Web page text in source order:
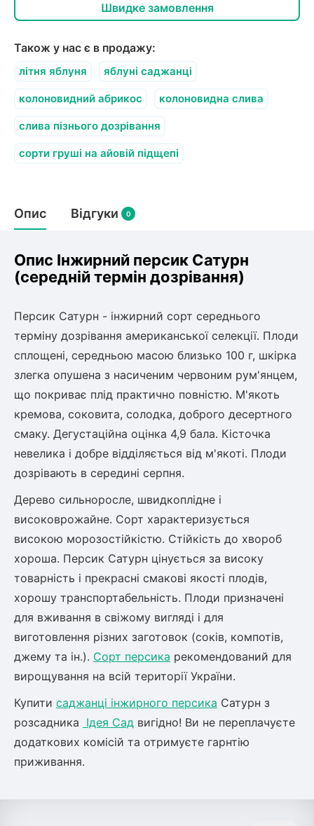
троянди)
(агротканини)Швидке замовлення
Також у нас є в продажу:
літня яблуня яблуні саджанці
колоновидний абрикос колоновидна слива
слива пізнього дозрівання
сорти груші на айовій підщепі
Опис Відгуки 0
Опис Інжирний персик Сатурн
(середній термін дозрівання)
Персик Сатурн - інжирний сорт середнього
терміну дозрівання американської селекції. Плоди
сплощені, середньою масою близько 100 г, шкірка
злегка опушена з насиченим червоним рум'янцем,
що покриває плід практично повністю. М'якоть
кремова, соковита, солодка, доброго десертного
смаку. Дегустаційна оцінка 4,9 бала. Кісточка
невелика і добре відділяється від м'якоті. Плоди
дозрівають в середині серпня.
Дерево сильноросле, швидкоплідне і
високоврожайне. Сорт характеризується
високою морозостійкістю. Стійкість до хвороб
хороша. Персик Сатурн цінується за високу
товарність і прекрасні смакові якості плодів,
хорошу транспортабельність. Плоди призначені
для вживання в свіжому вигляді і для
виготовлення різних заготовок (соків, компотів,
джему та ін.). Сорт персика рекомендований для
вирощування на всій території України.
Купити саджанці інжирного персика Сатурн з
розсадника Ідея Сад вигідно! Ви не переплачуєте
додаткових комісій та отримуєте гарнтію
приживання.